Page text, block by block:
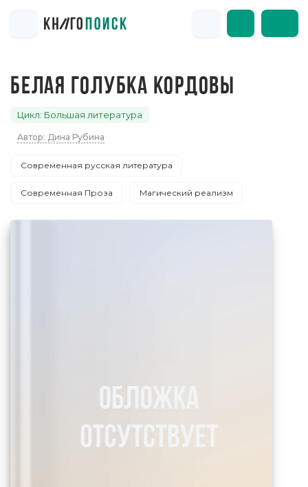
БЕЛАЯ ГОЛУБКА КОРДОВЫ
Цикл: Большая литература
Автор: Дина Рубина
Современная русская литература
Современная Проза Магический реализм